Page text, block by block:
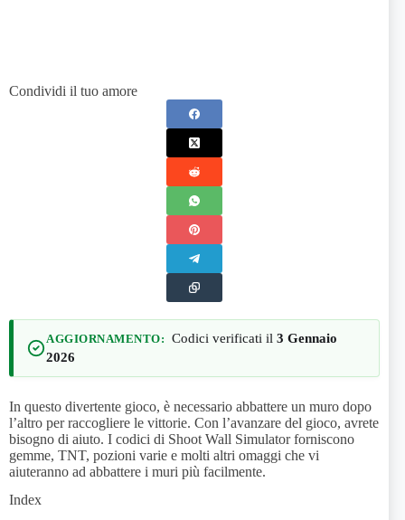
Condividi il tuo amore
AGGIORNAMENTO: Codici verificati il 3 Gennaio
2026
In questo divertente gioco, è necessario abbattere un muro dopo
l’altro per raccogliere le vittorie. Con l’avanzare del gioco, avrete
bisogno di aiuto. I codici di Shoot Wall Simulator forniscono
gemme, TNT, pozioni varie e molti altri omaggi che vi
aiuteranno ad abbattere i muri più facilmente.
Index